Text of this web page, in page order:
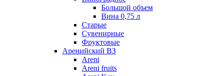
Большой объем
Вина 0,75 л
Старые
Сувенирные
Фруктовые
Аренийский ВЗ
Areni
Areni fruits